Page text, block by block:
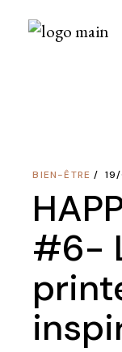
BIEN-ÊTRE
#6-